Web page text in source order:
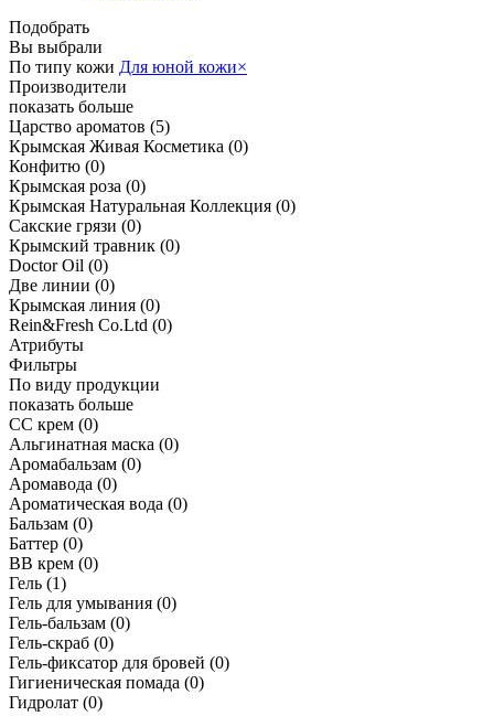
Подобрать
Вы выбрали
По типу кожи Для юной кожи×
Производители
показать больше
Царство ароматов (5)
Крымская Живая Косметика (0)
Конфитю (0)
Крымская роза (0)
Крымская Натуральная Коллекция (0)
Сакские грязи (0)
Крымский травник (0)
Doctor Oil (0)
Две линии (0)
Крымская линия (0)
Rein&Fresh Co.Ltd (0)
Атрибуты
Фильтры
По виду продукции
показать больше
CC крем (0)
Альгинатная маска (0)
Аромабальзам (0)
Аромавода (0)
Ароматическая вода (0)
Бальзам (0)
Баттер (0)
ВВ крем (0)
Гель (1)
Гель для умывания (0)
Гель-бальзам (0)
Гель-скраб (0)
Гель-фиксатор для бровей (0)
Гигиеническая помада (0)
Гидролат (0)